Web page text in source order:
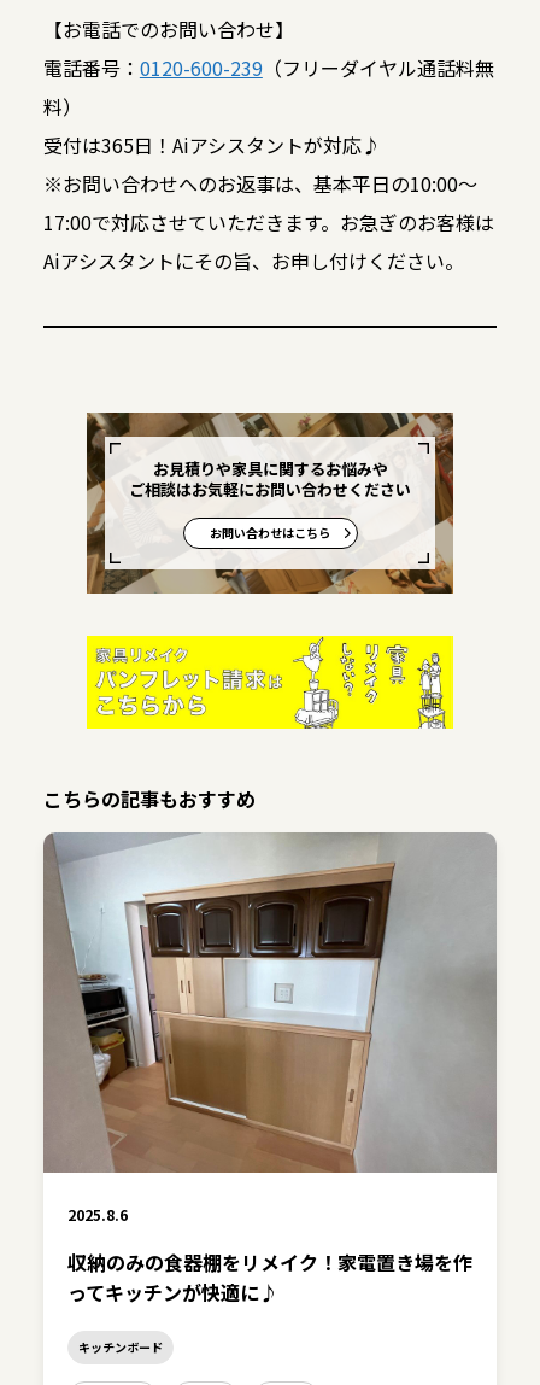
【お電話でのお問い合わせ】
電話番号： 0120-600-239（フリーダイヤル通話料無
料）
受付は365日！Aiアシスタントが対応♪
※お問い合わせへのお返事は、基本平日の10:00～
17:00で対応させていただきます。お急ぎのお客様は
Aiアシスタントにその旨、お申し付けください。
お見積りや家具に関するお悩みや
ご相談はお気軽にお問い合わせください
お問い合わせはこちら
こちらの記事もおすすめ
2025.8.6
収納のみの食器棚をリメイク！家電置き場を作
ってキッチンが快適に♪
キッチンボード